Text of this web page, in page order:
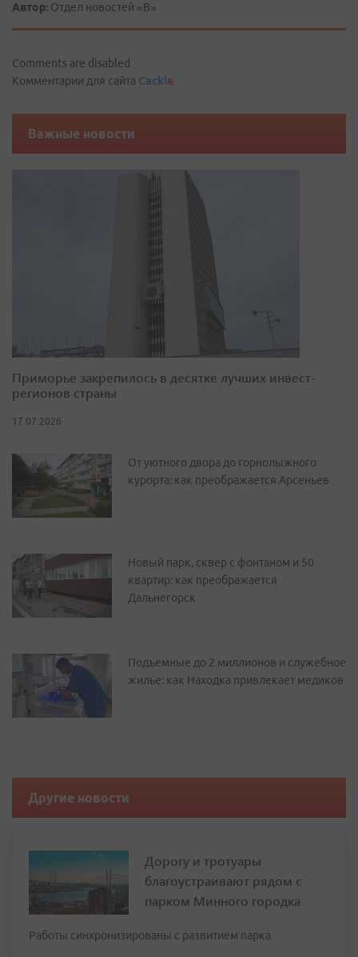
Автор: Отдел новостей «В»
Comments are disabled
Комментарии для сайта Cackle
Важные новости
Приморье закрепилось в десятке лучших инвест-
регионов страны
17.07.2026
От уютного двора до горнолыжного
курорта: как преображается Арсеньев
Новый парк, сквер с фонтаном и 50
квартир: как преображается
Дальнегорск
Подъемные до 2 миллионов и служебное
жилье: как Находка привлекает медиков
Другие новости
Дорогу и тротуары
благоустраивают рядом с
парком Минного городка
Работы синхронизированы с развитием парка